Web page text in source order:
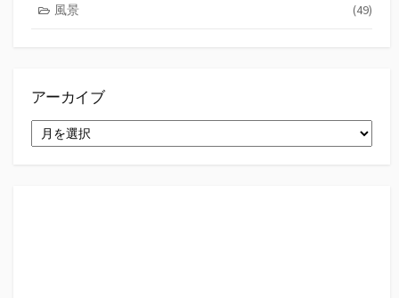
風景 (49)
アーカイブ
ー